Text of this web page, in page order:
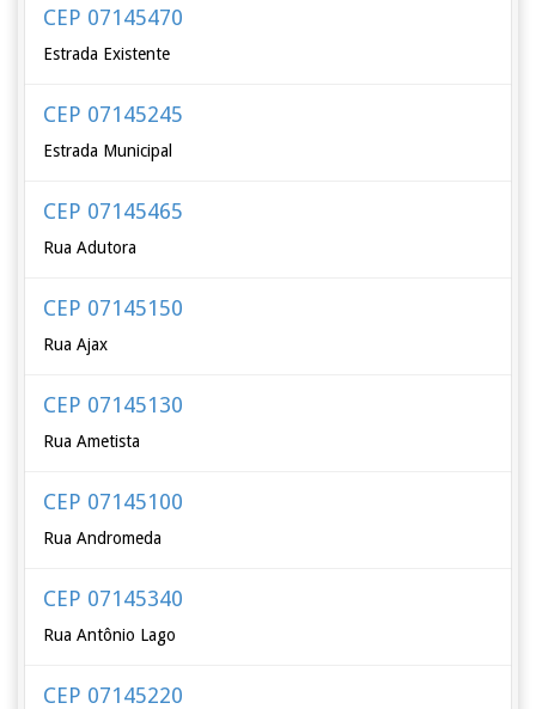
CEP 07145470
Estrada Existente
CEP 07145245
Estrada Municipal
CEP 07145465
Rua Adutora
CEP 07145150
Rua Ajax
CEP 07145130
Rua Ametista
CEP 07145100
Rua Andromeda
CEP 07145340
Rua Antônio Lago
CEP 07145220